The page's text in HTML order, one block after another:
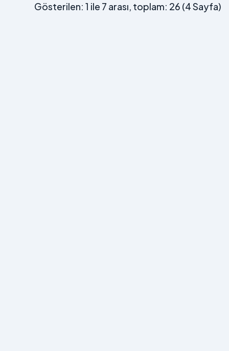
Gösterilen: 1 ile 7 arası, toplam: 26 (4 Sayfa)